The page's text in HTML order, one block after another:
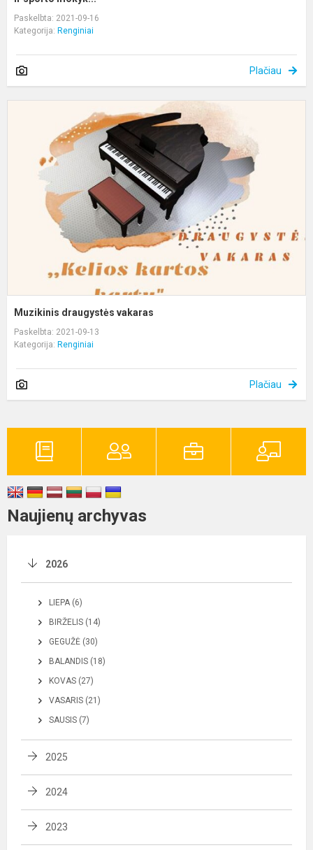
Paskelbta: 2021-09-16
Kategorija: Renginiai
Plačiau
Muzikinis draugystės vakaras
Paskelbta: 2021-09-13
Kategorija: Renginiai
Plačiau
Naujienų archyvas
2026
LIEPA (6)
BIRŽELIS (14)
GEGUŽĖ (30)
BALANDIS (18)
KOVAS (27)
VASARIS (21)
SAUSIS (7)
2025
2024
2023